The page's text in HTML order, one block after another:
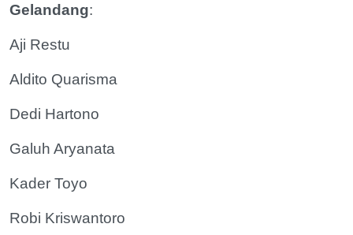
Gelandang:
Aji Restu
Aldito Quarisma
Dedi Hartono
Galuh Aryanata
Kader Toyo
Robi Kriswantoro